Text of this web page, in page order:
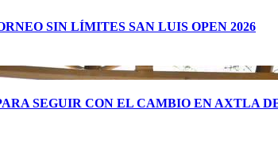
SIN LÍMITES SAN LUIS OPEN 2026
SEGUIR CON EL CAMBIO EN AXTLA